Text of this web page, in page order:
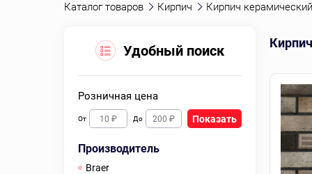
Каталог товаров Кирпич Кирпич керамический
Удобный поиск
Розничная цена
От До Показать
Производитель
Braer